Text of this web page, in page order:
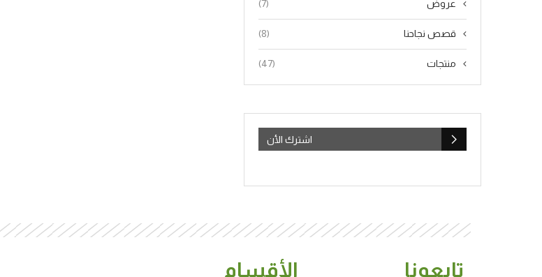
عروض (7)
قصص نجاحنا (8)
منتجات (47)
اشترك الأن
تابعونا الأقسام